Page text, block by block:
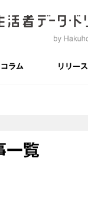
コラム リリース
一覧